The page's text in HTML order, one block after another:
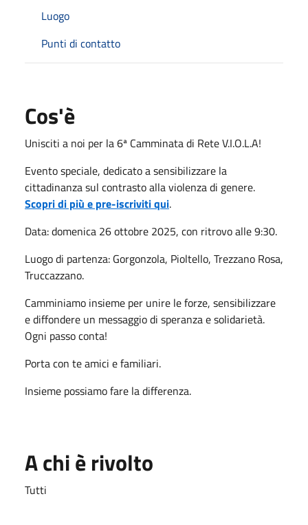
Luogo
Punti di contatto
Cos'è
Unisciti a noi per la 6ª Camminata di Rete V.I.O.L.A!
Evento speciale, dedicato a sensibilizzare la
cittadinanza sul contrasto alla violenza di genere.
Scopri di più e pre-iscriviti qui.
Data: domenica 26 ottobre 2025, con ritrovo alle 9:30.
Luogo di partenza: Gorgonzola, Pioltello, Trezzano Rosa,
Truccazzano.
Camminiamo insieme per unire le forze, sensibilizzare
e diffondere un messaggio di speranza e solidarietà.
Ogni passo conta!
Porta con te amici e familiari.
Insieme possiamo fare la differenza.
A chi è rivolto
Tutti